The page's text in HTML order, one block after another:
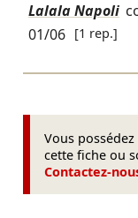
Lalala Napoli
01/06 [1 rep.]
Vous
cette fiche ou
Contactez-